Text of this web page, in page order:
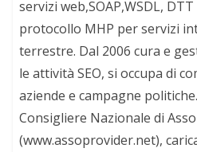
servizi web,SOAP,WSDL,
protocollo MHP per servizi
terrestre. Dal 2006 cura e
le attività SEO, si occupa di
aziende e campagne
Consigliere Nazionale di
(www.assoprovider.net),